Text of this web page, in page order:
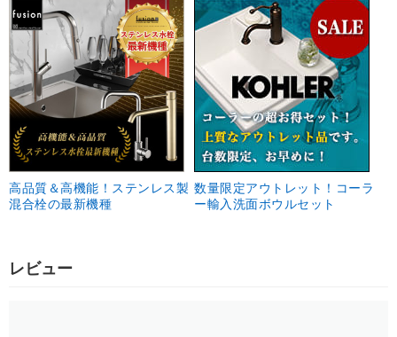
高品質＆高機能！ステンレス製
混合栓の最新機種
数量限定アウトレット！コーラ
ー輸入洗面ボウルセット
レビュー